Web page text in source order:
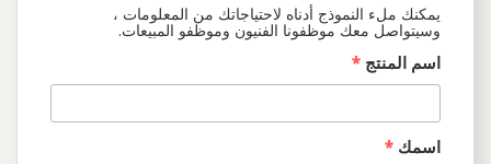
يمكنك ملء النموذج أدناه لاحتياجاتك من المعلومات ،
وسيتواصل معك موظفونا الفنيون وموظفو المبيعات.
اسم المنتج *
اسمك *